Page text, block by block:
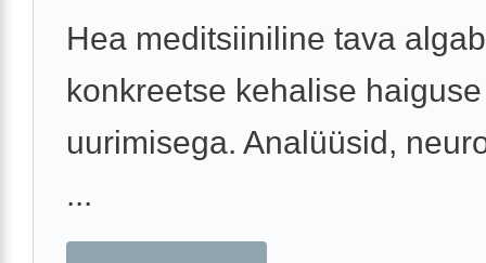
Hea meditsiiniline tava algab
konkreetse kehalise haiguse
uurimisega. Analüüsid,
...